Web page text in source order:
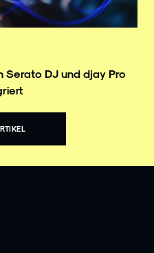
Serato DJ und djay Pro